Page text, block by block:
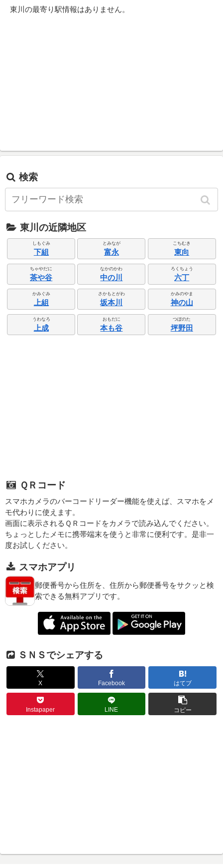
東川の最寄り駅情報はありません。
検索
東川の近隣地区
しもぐみ
下組
とみなが
富永
こちむき
東向
ちゃやだに
茶や谷
なかのかわ
中の川
ろくちょう
六丁
かみぐみ
上組
さかもとがわ
坂本川
かみのやま
神の山
うわなろ
上成
おもだに
本も谷
つぼのた
坪野田
ＱＲコード
スマホカメラのバーコードリーダー機能を使えば、スマホをメ
モ代わりに使えます。
画面に表示されるＱＲコードをカメラで読み込んでください。
ちょっとしたメモに携帯端末を使うと非常に便利です。是非一
度お試しください。
スマホアプリ
郵便番号から住所を、住所から郵便番号をサクッと検
索できる無料アプリです。
ＳＮＳでシェアする
X Facebook はてブ
Instapaper LINE コピー